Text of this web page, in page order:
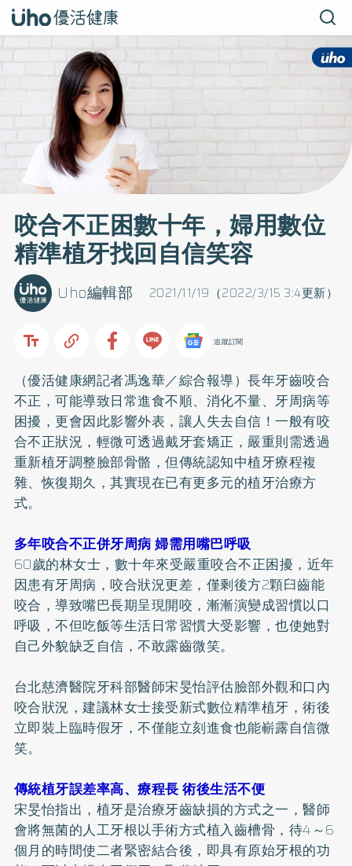
咬合不正困數十年，婦用數位
精準植牙找回自信笑容
2021/11/19（2022/3/15 3:4更新）
Uho編輯部
追蹤訂閱
（優活健康網記者馮逸華／綜合報導）長年牙齒咬合
不正，可能導致日常進食不順、消化不量、牙周病等
困擾，更會因此影響外表，讓人失去自信！一般有咬
合不正狀況，輕微可透過戴牙套矯正 ，嚴重則需透過
重新植牙調整臉部骨骼，但傳統認知中植牙療程複
雜、恢復期久，其實現在已有更多元的植牙治療方
式。
多年咬合不正併牙周病 婦需用嘴巴呼吸
60歲的林女士，數十年來受嚴重咬合不正困擾，近年
因患有牙周病，咬合狀況更差，僅剩後方2顆臼齒能
咬合，導致嘴巴長期呈現開咬，漸漸演變成習慣以口
呼吸，不但吃飯等生活日常習慣大受影響，也使她對
自己外貌缺乏自信，不敢露齒微笑。
台北慈濟醫院牙科部醫師宋旻怡評估臉部外觀和口內
咬合狀況，建議林女士接受新式數位精準植牙，術後
立即裝上臨時假牙 ，不僅能立刻進食也能嶄露自信微
笑。
傳統植牙誤差率高、療程長 術後生活不便
宋旻怡指出，植牙是治療牙齒缺損的方式之一，醫師
會將無菌的人工牙根以手術方式植入齒槽骨，待4～6
個月的時間使二者緊密結合後，即具有原始牙根的功